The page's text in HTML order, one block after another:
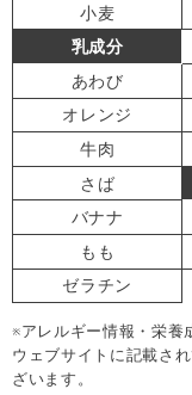
小麦
乳成分
あわび
オレンジ
牛肉
さば
バナナ
もも
ゼラチン
※アレルギー情報・栄養
ウェブサイトに記載さ
ざいます。